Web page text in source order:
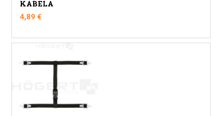
KABELA
4,89€